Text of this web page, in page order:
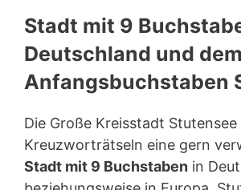
Stadt mit 9
Deutschland und dem
Anfangsbuchstaben
Die Große Kreisstadt Stutensee
Kreuzworträtseln eine gern
Stadt mit 9 Buchstaben in